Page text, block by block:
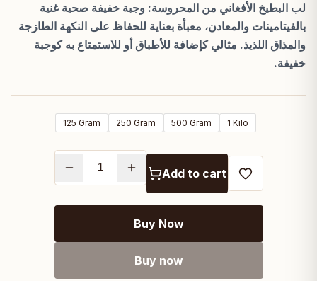
EGP50.00
through
EGP400.00
لب البطيخ الأفغاني من المحروسة: وجبة خفيفة صحية غنية
بالفيتامينات والمعادن، معبأة بعناية للحفاظ على النكهة الطازجة
والمذاق اللذيذ. مثالي كإضافة للأطباق أو للاستمتاع به كوجبة
خفيفة.
125 Gram 250 Gram 500 Gram 1 Kilo
Add to cart
Buy Now
Buy now